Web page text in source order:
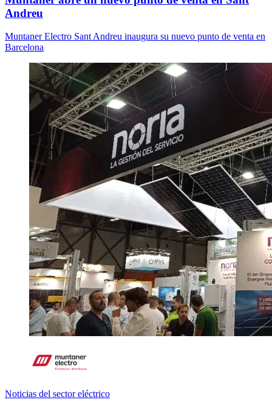
Andreu
Muntaner Electro Sant Andreu inaugura su nuevo punto de venta en
Barcelona
Noticias del sector eléctrico